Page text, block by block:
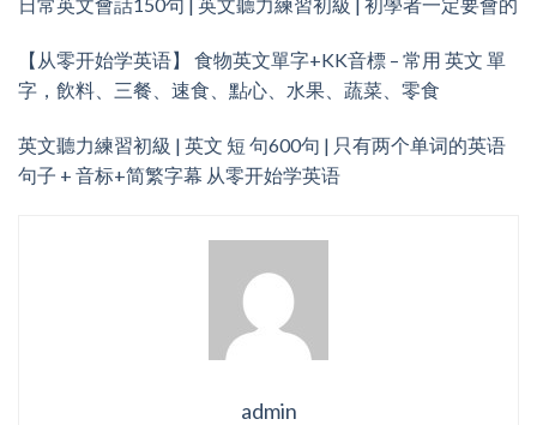
日常英文會話150句 | 英文聽力練習初級 | 初學者一定要會的
【从零开始学英语】 食物英文單字+KK音標 – 常用 英文 單
字，飲料、三餐、速食、點心、水果、蔬菜、零食
英文聽力練習初級 | 英文 短 句600句 | 只有两个单词的英语
句子 + 音标+简繁字幕 从零开始学英语
admin